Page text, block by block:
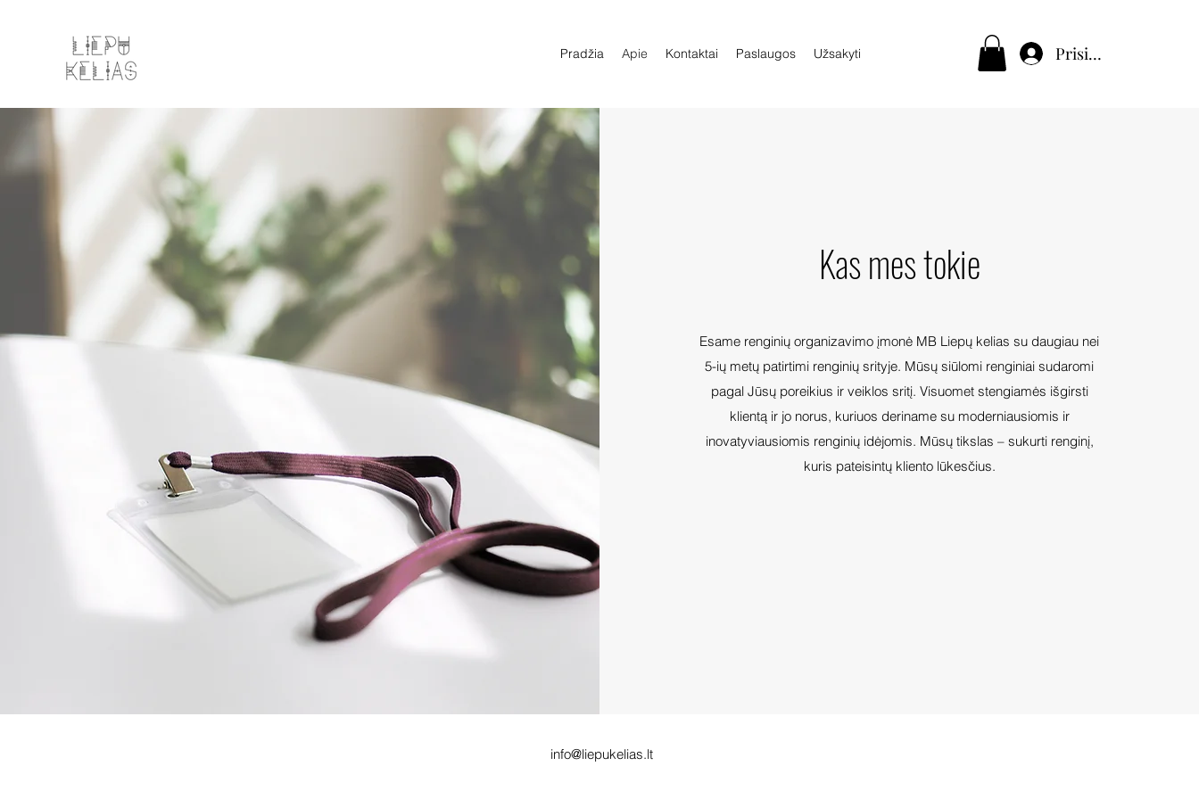
Pradžia Apie Kontaktai Paslaugos Užsakyti Prisijungti
Kas mes tokie
Esame renginių organizavimo įmonė MB Liepų kelias su daugiau nei
5-ių metų patirtimi renginių srityje. Mūsų siūlomi renginiai sudaromi
pagal Jūsų poreikius ir veiklos sritį. Visuomet stengiamės išgirsti
klientą ir jo norus, kuriuos deriname su moderniausiomis ir
inovatyviausiomis renginių idėjomis. Mūsų tikslas – sukurti renginį,
kuris pateisintų kliento lūkesčius.
info@liepukelias.lt